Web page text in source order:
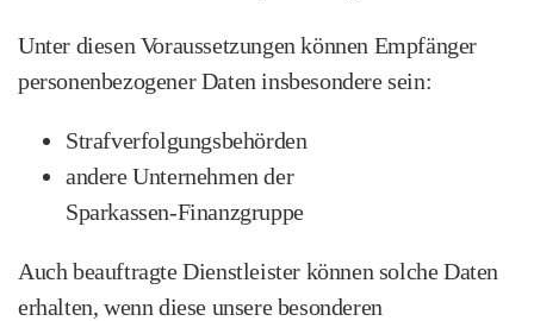
Unter diesen Voraussetzungen können Empfänger
personenbezogener Daten insbesondere sein:
Strafverfolgungsbehörden
andere Unternehmen der
Sparkassen‑Finanzgruppe
Auch beauftragte Dienstleister können solche Daten
erhalten, wenn diese unsere besonderen